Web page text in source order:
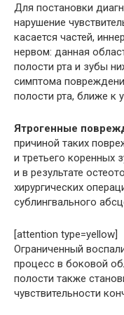
Для постановки
нарушение
касается частей,
нервом: данная
полости рта и зубы
симптома
полости рта, ближе к
Ятрогенные
причиной таких
и третьего коренных
и в результате
хирургических
сублингвального
[attention type=yellow]
Ограниченный
процесс в боковой
полости также
чувствительности